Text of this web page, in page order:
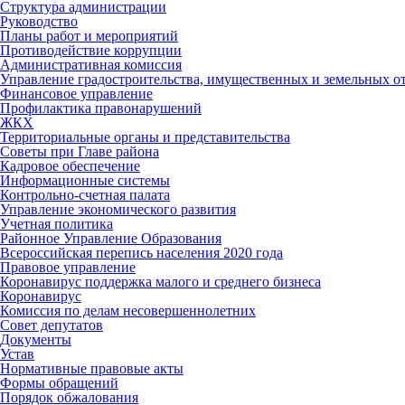
Структура администрации
Руководство
Планы работ и мероприятий
Противодействие коррупции
Административная комиссия
Управление градостроительства, имущественных и земельных
Финансовое управление
Профилактика правонарушений
ЖКХ
Территориальные органы и представительства
Советы при Главе района
Кадровое обеспечение
Информационные системы
Контрольно-счетная палата
Управление экономического развития
Учетная политика
Районное Управление Образования
Всероссийская перепись населения 2020 года
Правовое управление
Коронавирус поддержка малого и среднего бизнеса
Коронавирус
Комиссия по делам несовершеннолетних
Совет депутатов
Документы
Устав
Нормативные правовые акты
Формы обращений
Порядок обжалования